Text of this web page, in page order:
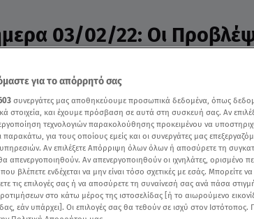
03/02/22: Οι
- Video
της Άσης Μπήλιου στο
για το απόρρητό σας
συνεργάτες μας αποθηκεύουμε προσωπικά δεδομένα, όπως
στοιχεία, και έχουμε πρόσβαση σε αυτά στη συσκευή σας. Αν
τεχνολογιών παρακολούθησης προκειμένου να
παρακάτω, για τους οποίους εμείς και οι συνεργάτες μας
Αν επιλέξετε Απόρριψη όλων όλων ή αποσύρετε τη
απενεργοποιηθούν. Αν απενεργοποιηθούν οι ιχνηλάτες, ορισμένο
βλέπετε ενδέχεται να μην είναι τόσο σχετικές με εσάς. Μπορείτε
τις επιλογές σας ή να αποσύρετε τη συναίνεσή σας ανά πάσα
στο κάτω μέρος της ιστοσελίδας [ή το αιωρούμενο
εάν υπάρχει]. Οι επιλογές σας θα τεθούν σε ισχύ στον Ιστότοπος.